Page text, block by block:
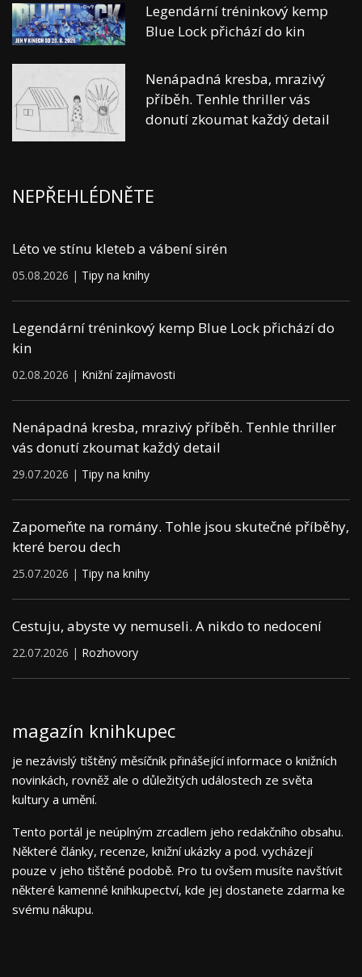
Legendární tréninkový kemp
Blue Lock přichází do kin
Nenápadná kresba, mrazivý
příběh. Tenhle thriller vás
donutí zkoumat každý detail
NEPŘEHLÉDNĚTE
Léto ve stínu kleteb a vábení sirén
05.08.2026 | Tipy na knihy
Legendární tréninkový kemp Blue Lock přichází do
kin
02.08.2026 | Knižní zajímavosti
Nenápadná kresba, mrazivý příběh. Tenhle thriller
vás donutí zkoumat každý detail
29.07.2026 | Tipy na knihy
Zapomeňte na romány. Tohle jsou skutečné příběhy,
které berou dech
25.07.2026 | Tipy na knihy
Cestuju, abyste vy nemuseli. A nikdo to nedocení
22.07.2026 | Rozhovory
magazín knihkupec
je nezávislý tištěný měsíčník přinášející informace o knižních
novinkách, rovněž ale o důležitých událostech ze světa
kultury a umění.
Tento portál je neúplným zrcadlem jeho redakčního obsahu.
Některé články, recenze, knižní ukázky a pod. vycházejí
pouze v jeho tištěné podobě. Pro tu ovšem musíte navštívit
některé kamenné knihkupectví, kde jej dostanete zdarma ke
svému nákupu.